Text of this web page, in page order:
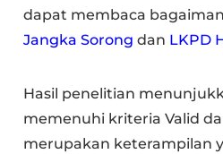
dapat membaca
Jangka Sorong dan LKPD
Hasil penelitian
memenuhi kriteria Valid
merupakan keterampilan